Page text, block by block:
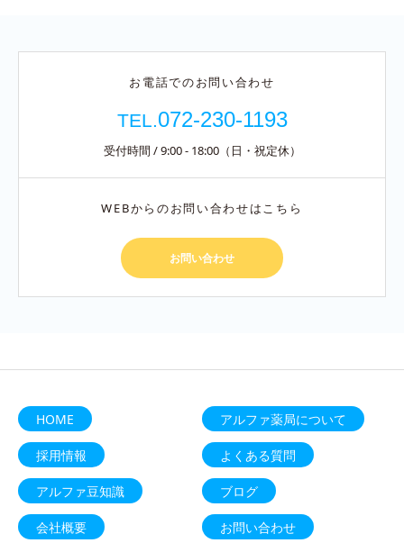
お電話でのお問い合わせ
TEL.072-230-1193
受付時間 / 9:00 - 18:00（日・祝定休）
WEBからのお問い合わせはこちら
お問い合わせ
HOME アルファ薬局について
採用情報 よくある質問
アルファ豆知識 ブログ
会社概要 お問い合わせ